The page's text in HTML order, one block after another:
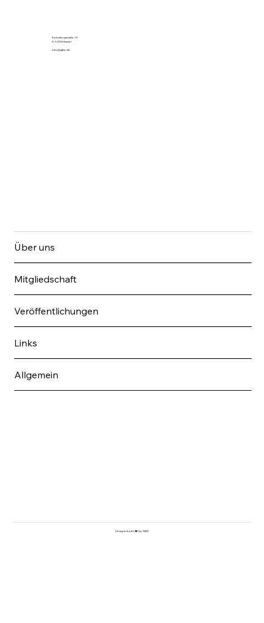
Rohrbergstraße 19
D-34128 Kassel
info@gfkw.de
Über uns
Mitgliedschaft
Veröffentlichungen
Links
Allgemein
Designed with ❤️ by S&M